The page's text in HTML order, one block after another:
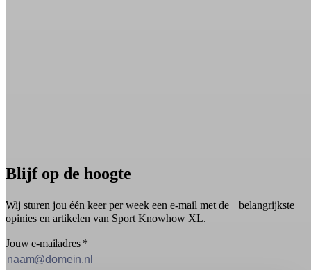
Blijf op de hoogte
Wij sturen jou één keer per week een e-mail met de belangrijkste
opinies en artikelen van Sport Knowhow XL.
Jouw e-mailadres *